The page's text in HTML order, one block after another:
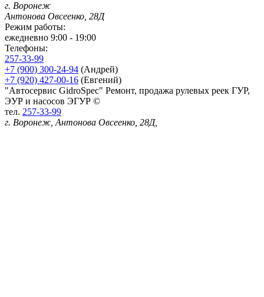
г. Воронеж
Антонова Овсеенко, 28Д
Режим работы:
ежедневно 9:00 - 19:00
Телефоны:
257-33-99
+7 (900) 300-24-94 (Андрей)
+7 (920) 427-00-16 (Евгений)
"Автосервис GidroSpec" Ремонт, продажа рулевых реек ГУР,
ЭУР и насосов ЭГУР ©
тел. 257-33-99
г. Воронеж, Антонова Овсеенко, 28Д,